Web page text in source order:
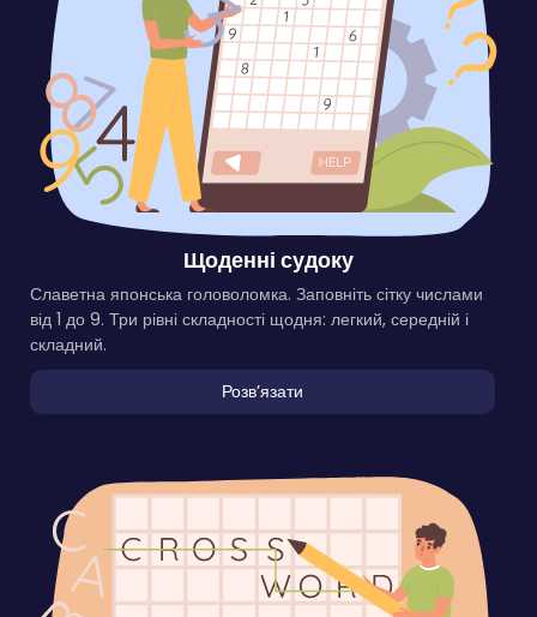
Щоденні судоку
Славетна японська головоломка. Заповніть сітку числами
від 1 до 9. Три рівні складності щодня: легкий, середній і
складний.
Розвʼязати